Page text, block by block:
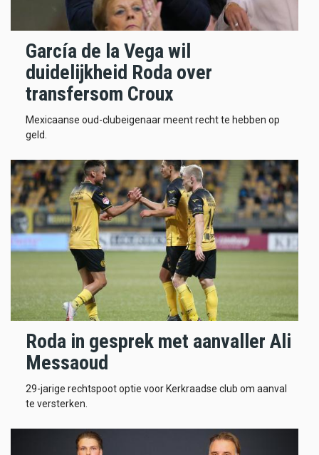
García de la Vega wil
duidelijkheid Roda over
transfersom Croux
Mexicaanse oud-clubeigenaar meent recht te hebben op
geld.
Roda in gesprek met aanvaller Ali
Messaoud
29-jarige rechtspoot optie voor Kerkraadse club om aanval
te versterken.